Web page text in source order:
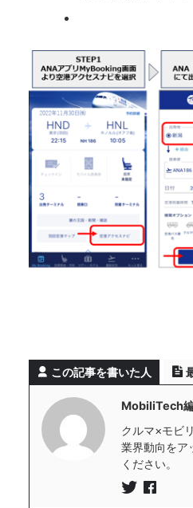
この記事を書いた人
MobiliTech
クルマ×モビ
業界動向をア
ください。